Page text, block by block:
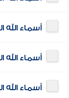
أسماء الله
أسماء الله
أسماء